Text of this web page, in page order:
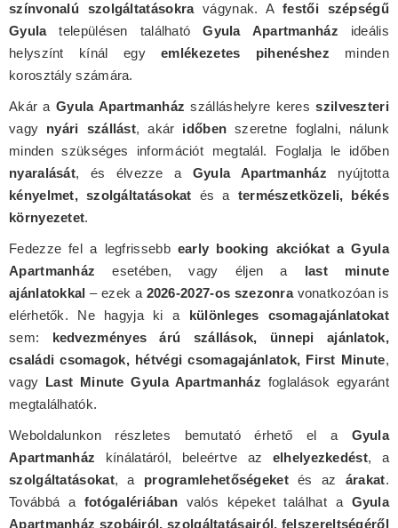
színvonalú szolgáltatásokravágynak. Afestői szépségű
Gyulatelepülésen találhatóGyula Apartmanház ideális
helyszínt kínál egyemlékezetes pihenéshez minden
korosztály számára.
Akár aGyula Apartmanház szálláshelyre keresszilveszteri
vagy nyári szállást, akár időben szeretne foglalni, nálunk
minden szükséges információt megtalál. Foglalja le időben
nyaralását, és élvezze a Gyula Apartmanház nyújtotta
kényelmet, szolgáltatásokat és a természetközeli, békés
környezetet.
Fedezze fel a legfrissebb early booking akciókat a Gyula
Apartmanház esetében, vagy éljen a last minute
ajánlatokkal – ezek a 2026-2027-os szezonravonatkozóan is
elérhetők. Ne hagyja ki a különleges csomagajánlatokat
sem: kedvezményes árú szállások, ünnepi ajánlatok,
családi csomagok, hétvégi csomagajánlatok, First Minute,
vagy Last Minute Gyula Apartmanház foglalások egyaránt
megtalálhatók.
Weboldalunkon részletes bemutató érhető el a Gyula
Apartmanház kínálatáról, beleértve az elhelyezkedést, a
szolgáltatásokat, a programlehetőségeketés az árakat.
Továbbá a fotógalériábanvalós képeket találhat a Gyula
Apartmanház szobáiról, szolgáltatásairól, felszereltségéről